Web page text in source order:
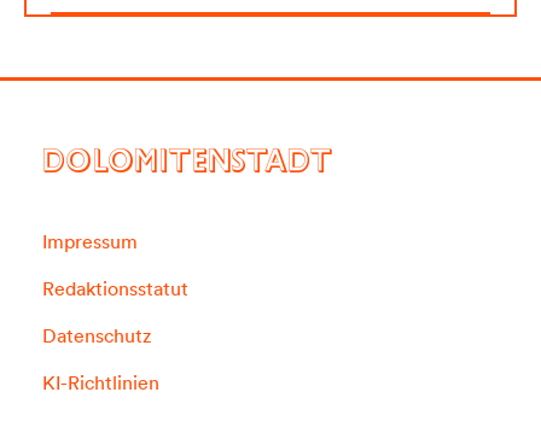
DOLOMITENSTADT
Impressum
Redaktionsstatut
Datenschutz
KI-Richtlinien